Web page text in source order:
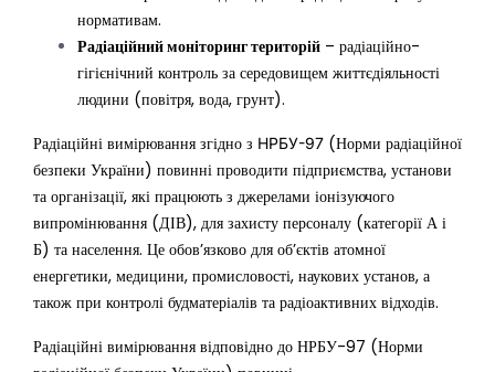
нормативам.
Радіаційний моніторинг територій – радіаційно-
гігієнічний контроль за середовищем життєдіяльності
людини (повітря, вода, грунт).
Радіаційні вимірювання згідно з НРБУ-97 (Норми радіаційної
безпеки України) повинні проводити підприємства, установи
та організації, які працюють з джерелами іонізуючого
випромінювання (ДІВ), для захисту персоналу (категорії А і
Б) та населення. Це обов’язково для об’єктів атомної
енергетики, медицини, промисловості, наукових установ, а
також при контролі будматеріалів та радіоактивних відходів.
Радіаційні вимірювання відповідно до НРБУ-97 (Норми